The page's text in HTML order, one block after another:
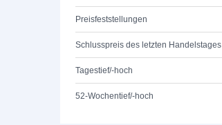
Preisfeststellungen
Schlusspreis des letzten Handelstages
Tagestief/-hoch
52-Wochentief/-hoch